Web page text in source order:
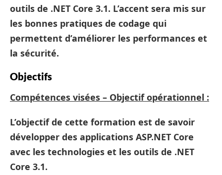
outils de .NET Core 3.1. L’accent sera mis sur
les bonnes pratiques de codage qui
permettent d’améliorer les performances et
la sécurité.
Objectifs
Compétences visées – Objectif opérationnel :
L’objectif de cette formation est de savoir
développer des applications ASP.NET Core
avec les technologies et les outils de .NET
Core 3.1.